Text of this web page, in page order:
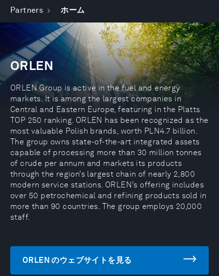
Partners ホーム
ORLEN
ORLEN Group is active in the fuel and energy
markets. It is among the largest companies in
Central and Eastern Europe, featuring in the Platts
TOP 250 ranking. ORLEN has been recognized as the
most valuable Polish brands, worth PLN4.7 billion.
The group owns state-of-the-art integrated assets
capable of processing more than 30 million tonnes
of crude per annum and markets its products
through the region’s largest chain of nearly 2,800
modern service stations. ORLEN’s offering includes
over 50 petrochemical and refining products sold in
more than 90 countries. The group employs 20,000
staff.
ORLEN のウェブサイトを見る